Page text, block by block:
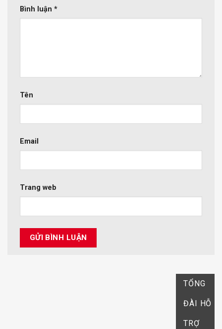
Bình luận *
Tên
Email
Trang web
TỔNG
ĐÀI HỖ
TRỢ